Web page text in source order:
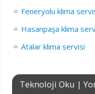
Feneryolu klima
Hasanpaşa klima
Atalar klima servisi
Teknoloji Oku |